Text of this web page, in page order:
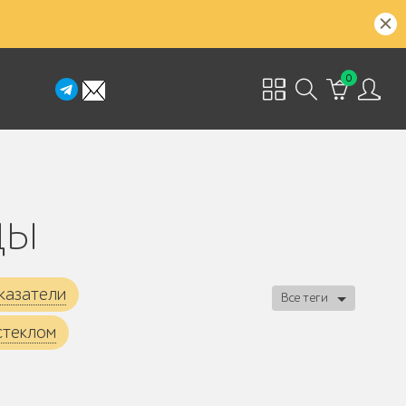
0
Все теги